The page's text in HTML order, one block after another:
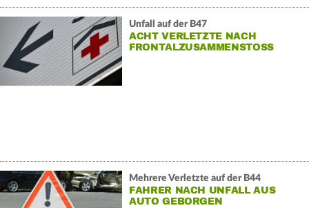
Unfall auf der B47
ACHT VERLETZTE NACH
FRONTALZUSAMMENSTOSS
Mehrere Verletzte auf der B44
FAHRER NACH UNFALL AUS
AUTO GEBORGEN